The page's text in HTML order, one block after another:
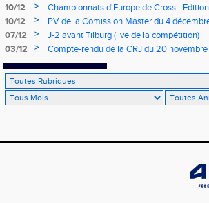
10/12
>
Championnats d'Europe de Cross -
10/12
>
PV de la Comission Master du 4
07/12
>
J-2 avant Tilburg (live de la compétition)
03/12
> Compte-rendu de la CRJ du 20 novembre